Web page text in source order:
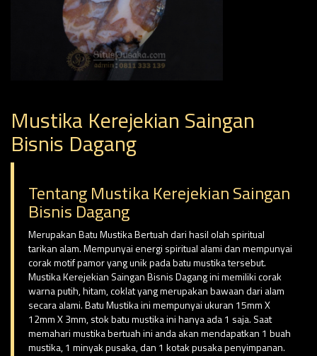
Mustika Kerejekian Saingan
Bisnis Dagang
Tentang Mustika Kerejekian Saingan
Bisnis Dagang
Merupakan Batu Mustika Bertuah dari hasil olah spiritual
tarikan alam. Mempunyai energi spiritual alami dan mempunyai
corak motif pamor yang unik pada batu mustika tersebut.
Mustika Kerejekian Saingan Bisnis Dagang ini memiliki corak
warna putih, hitam, coklat yang merupakan bawaan dari alam
secara alami. Batu Mustika ini mempunyai ukuran 15mm X
12mm X 3mm, stok batu mustika ini hanya ada 1 saja. Saat
memahari mustika bertuah ini anda akan mendapatkan 1 buah
mustika, 1 minyak pusaka, dan 1 kotak pusaka penyimpanan.